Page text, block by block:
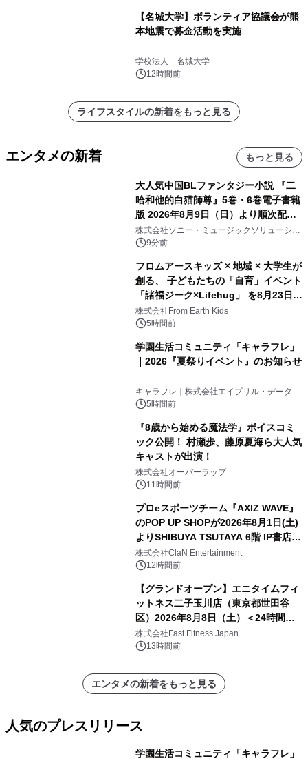
【名城大学】ボランティア協議会が熊
本地震で募金活動を実施
学校法人 名城大学
12時間前
ライフスタイルの新着をもっと見る
エンタメの新着 もっと見る
大人気中国BLファンタジー小説 『二
哈和他的白猫師尊』5巻・6巻電子書籍
版 2026年8月9日（日）より順次配信
開始
株式会社ソニー・ミュージックソリューショ
ンズ9分前
フロムアースキッズ × 地域 × 大学生が
創る、 子どもたちの「自育」イベント
「諸福ジーク×Lifehug」 を8月23日
(日)開催
株式会社From Earth Kids
5時間前
学園生活コミュニティ「キャラフレ」
｜2026『夏祭りイベント』のお知らせ
キャラフレ｜株式会社エイプリル・データ・
デザインズ
5時間前
『8歳から始める魔法学』ボイスコミ
ック公開！ 村瀬歩、藤原夏海ら大人気
キャストが出演！
株式会社オーバーラップ
11時間前
プロeスポーツチーム『AXIZ WAVE』
のPOP UP SHOPが2026年8月1日(土)
よりSHIBUYA TSUTAYA 6階 IP書店で
開催決定！！
株式会社ClaN Entertainment
12時間前
【グランドオープン】エニタイムフィ
ットネス二子玉川店（東京都世田谷
区）2026年8月8日（土）＜24時間年
中無休のフィットネスジム＞
株式会社Fast Fitness Japan
13時間前
エンタメの新着をもっと見る
人気のプレスリリース
学園生活コミュニティ「キャラフレ」